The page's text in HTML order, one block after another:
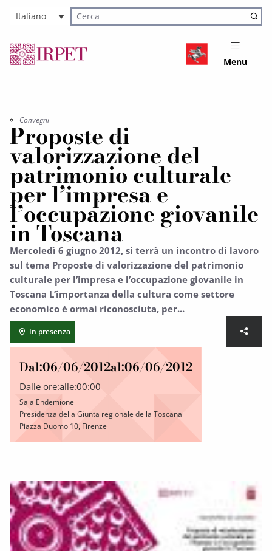
Italiano
Cerca nel sito
Menu
Convegni
Proposte di
valorizzazione del
patrimonio culturale
per l’impresa e
l’occupazione giovanile
in Toscana
Mercoledì 6 giugno 2012, si terrà un incontro di lavoro
sul tema Proposte di valorizzazione del patrimonio
culturale per l’impresa e l’occupazione giovanile in
Toscana L’importanza della cultura come settore
economico è ormai riconosciuta, per...
In presenza
Dal:06/06/2012al:06/06/2012
Dalle ore:alle:00:00
Sala Endemione
Presidenza della Giunta regionale della Toscana
Piazza Duomo 10, Firenze